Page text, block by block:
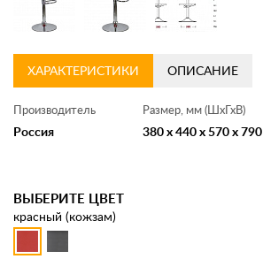
ХАРАКТЕРИСТИКИ ОПИСАНИЕ
Производитель
Россия
Размер, мм (ШхГхВ)
380 x 440 x 570 x 790
ВЫБЕРИТЕ ЦВЕТ
красный (кожзам)